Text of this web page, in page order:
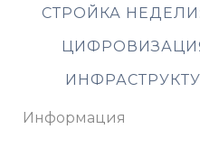
СТРОЙКА
Информация